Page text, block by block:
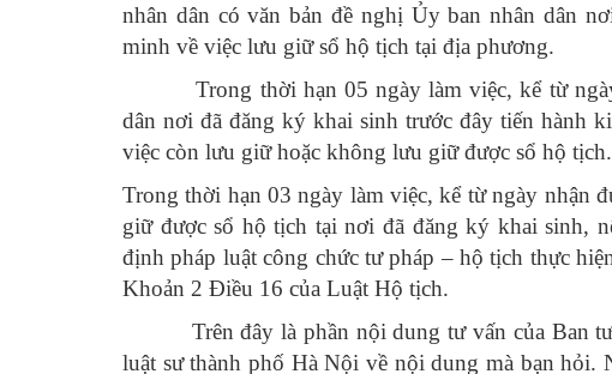
nhân dân có văn bản đề nghị Ủy ban nhân dân
minh về việc lưu giữ sổ hộ tịch tại địa phương.
Trong thời hạn 05 ngày làm việc, kể từ ngày
dân nơi đã đăng ký khai sinh trước đây tiến hành
việc còn lưu giữ hoặc không lưu giữ được sổ hộ tịch.
Trong thời hạn 03 ngày làm việc, kể từ ngày nhận
giữ được sổ hộ tịch tại nơi đã đăng ký khai sinh,
định pháp luật công chức tư pháp – hộ tịch thực
Khoản 2 Điều 16 của Luật Hộ tịch.
Trên đây là phần nội dung tư vấn của Ban tư
luật sư thành phố Hà Nội về nội dung mà bạn hỏi.